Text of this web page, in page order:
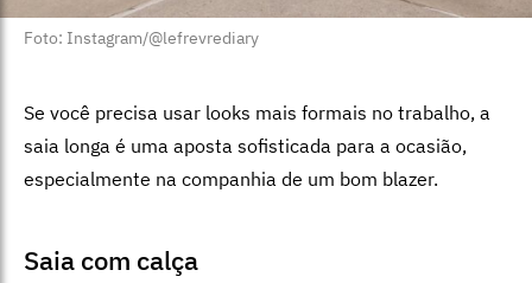
Foto: Instagram/@lefrevrediary
Se você precisa usar looks mais formais no trabalho, a
saia longa é uma aposta sofisticada para a ocasião,
especialmente na companhia de um bom blazer.
Saia com calça